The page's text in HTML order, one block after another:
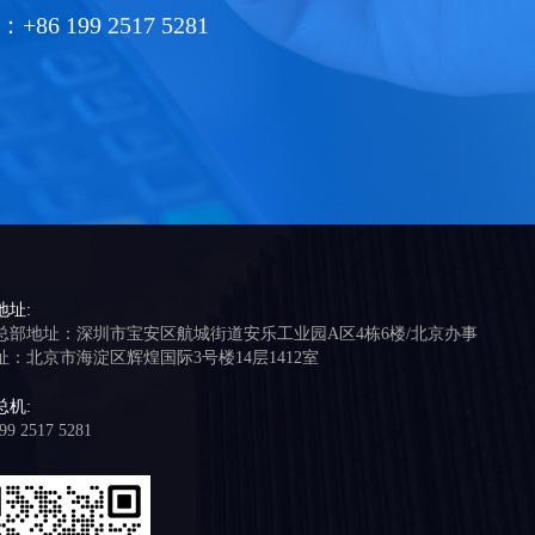
199 2517 5281
址:
部地址：深圳市宝安区航城街道安乐工业园A区4栋6楼/北京办事
：北京市海淀区辉煌国际3号楼14层1412室
机:
2517 5281